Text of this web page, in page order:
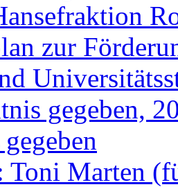
zur
gegeben,
Toni Marten